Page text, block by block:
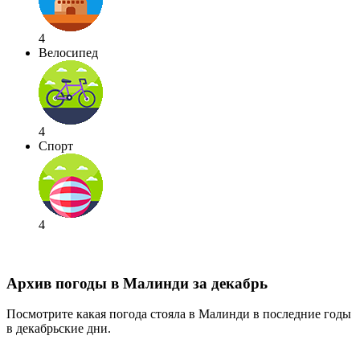
4
Велосипед
4
Спорт
4
Архив погоды в Малинди за декабрь
Посмотрите какая погода стояла в Малинди в последние годы
в декабрьские дни.